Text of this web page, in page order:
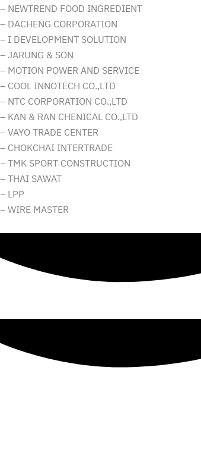
– NEWTREND FOOD INGREDIENT
– DACHENG CORPORATION
– I DEVELOPMENT SOLUTION
– JARUNG & SON
– MOTION POWER AND SERVICE
– COOL INNOTECH CO.,LTD
– NTC CORPORATION CO.,LTD
– KAN & RAN CHENICAL CO.,LTD
– VAYO TRADE CENTER
– CHOKCHAI INTERTRADE
– TMK SPORT CONSTRUCTION
– THAI SAWAT
– LPP
– WIRE MASTER